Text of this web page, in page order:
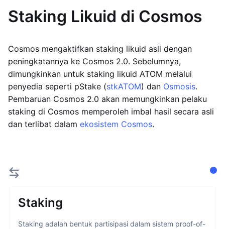
Staking Likuid di Cosmos
Cosmos mengaktifkan staking likuid asli dengan
peningkatannya ke Cosmos 2.0. Sebelumnya,
dimungkinkan untuk staking likuid ATOM melalui
penyedia seperti pStake (stkATOM) dan Osmosis.
Pembaruan Cosmos 2.0 akan memungkinkan pelaku
staking di Cosmos memperoleh imbal hasil secara asli
dan terlibat dalam ekosistem Cosmos.
Staking
Staking adalah bentuk partisipasi dalam sistem proof-of-